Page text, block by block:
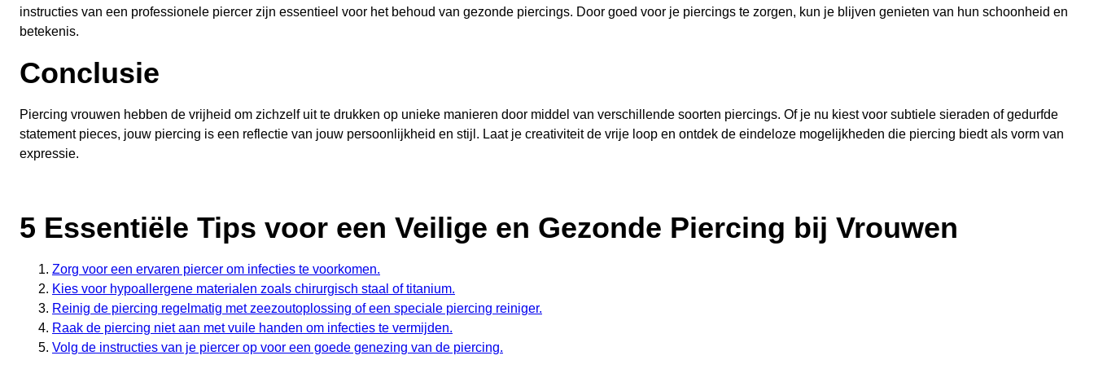
instructies van een professionele piercer zijn essentieel voor het behoud van gezonde piercings. Door goed voor je piercings te zorgen, kun je blijven genieten van hun schoonheid en
betekenis.
Conclusie
Piercing vrouwen hebben de vrijheid om zichzelf uit te drukken op unieke manieren door middel van verschillende soorten piercings. Of je nu kiest voor subtiele sieraden of gedurfde
statement pieces, jouw piercing is een reflectie van jouw persoonlijkheid en stijl. Laat je creativiteit de vrije loop en ontdek de eindeloze mogelijkheden die piercing biedt als vorm van
expressie.
5 Essentiële Tips voor een Veilige en Gezonde Piercing bij Vrouwen
Zorg voor een ervaren piercer om infecties te voorkomen.
Kies voor hypoallergene materialen zoals chirurgisch staal of titanium.
Reinig de piercing regelmatig met zeezoutoplossing of een speciale piercing reiniger.
Raak de piercing niet aan met vuile handen om infecties te vermijden.
Volg de instructies van je piercer op voor een goede genezing van de piercing.